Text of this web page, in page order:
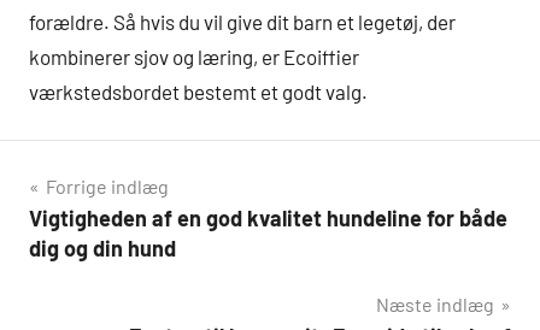
forældre. Så hvis du vil give dit barn et legetøj, der
kombinerer sjov og læring, er Ecoiffier
værkstedsbordet bestemt et godt valg.
Indlægsnavigation
Forrige indlæg
Vigtigheden af en god kvalitet hundeline for både
dig og din hund
Næste indlæg